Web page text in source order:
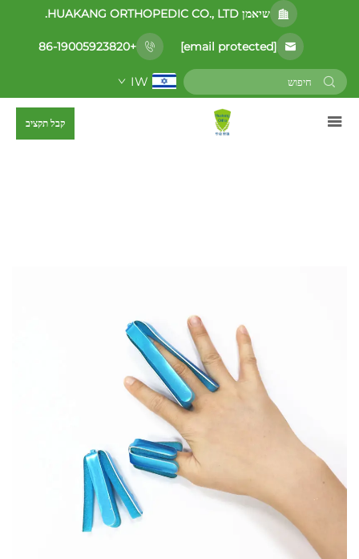
שיאמן HUAKANG ORTHOPEDIC CO., LTD.
[email protected]
+86-19005923820
IW
קבל תקציב